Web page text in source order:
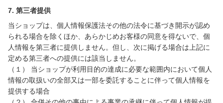
7. 第三者提供
当ショップは、個人情報保護法その他の法令に基づき開示が認め
られる場合を除くほか、あらかじめお客様の同意を得ないで、個
人情報を第三者に提供しません。但し、次に掲げる場合は上記に
定める第三者への提供には該当しません。
（１） 当ショップが利用目的の達成に必要な範囲内において個人
情報の取扱いの全部又は一部を委託することに伴って個人情報を
提供する場合